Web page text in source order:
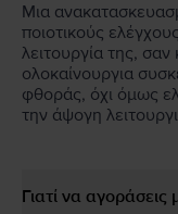
Μια
ποιοτικούς
λειτουργία της,
ολοκαίνουργια
φθοράς, όχι όμως
την άψογη
Γιατί να